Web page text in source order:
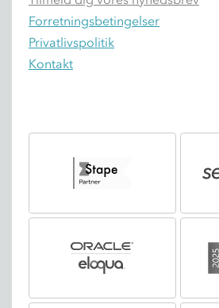
Forretningsbetingelser
Privatlivspolitik
Kontakt